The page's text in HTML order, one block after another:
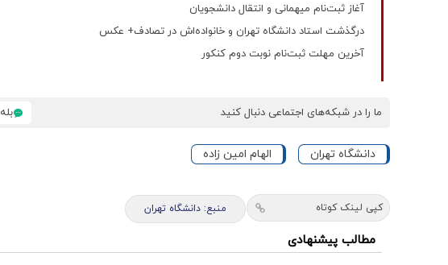
آغاز ثبت‌نام میهمانی و انتقال دانشجویان
درگذشت استاد دانشگاه تهران و خانواده‌اش در تصادف+ عکس
آخرین مهلت ثبت‌نام نوبت دوم کنکور
ما را در شبکه‌های اجتماعی دنبال کنید بله
دانشگاه تهران الهام امین زاده
کپی لینک کوتاه منبع: دانشگاه تهران
مطالب پیشنهادی